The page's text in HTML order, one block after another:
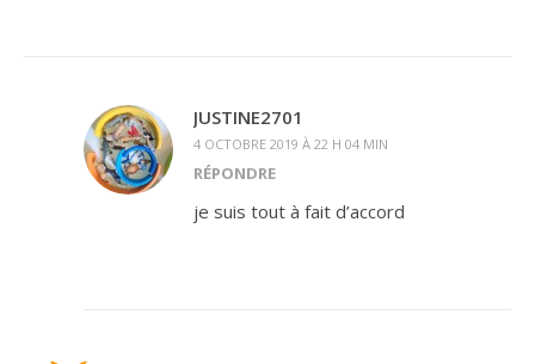
JUSTINE2701
4 OCTOBRE 2019 À 22 H 04 MIN
RÉPONDRE
je suis tout à fait d’accord